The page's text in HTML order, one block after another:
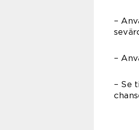
–
–
– Se